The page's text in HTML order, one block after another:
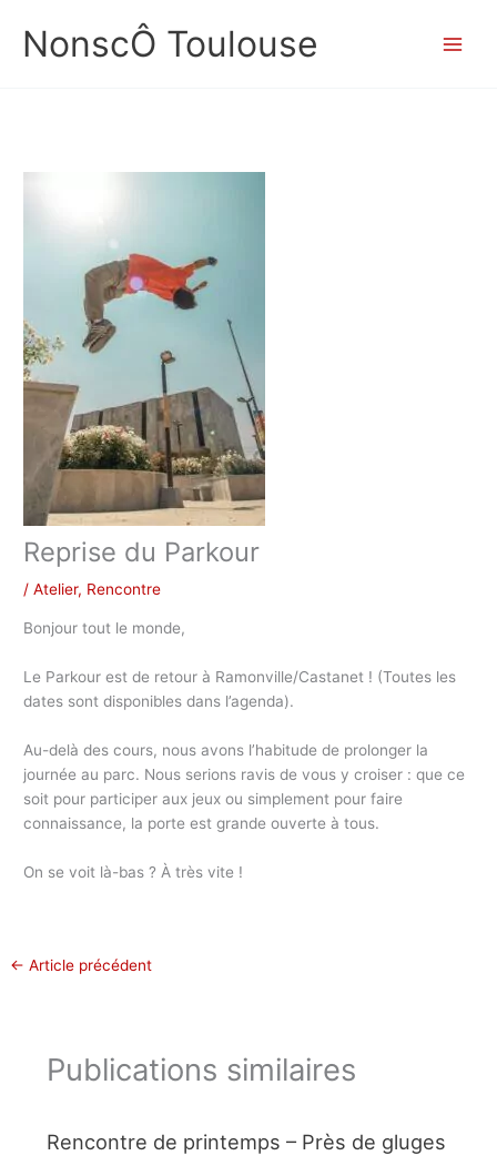
contenu
NonscÔ Toulouse
Reprise du Parkour
/Atelier, Rencontre
Bonjour tout le monde,
Le Parkour est de retour à Ramonville/Castanet ! (Toutes les
dates sont disponibles dans l’agenda).
Au-delà des cours, nous avons l’habitude de prolonger la
journée au parc. Nous serions ravis de vous y croiser : que ce
soit pour participer aux jeux ou simplement pour faire
connaissance, la porte est grande ouverte à tous.
On se voit là-bas ? À très vite !
← Article précédent
Publications similaires
Rencontre de printemps – Près de gluges